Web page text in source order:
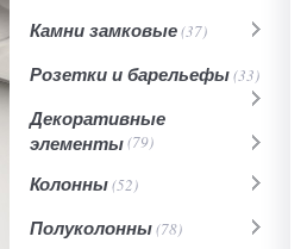
Камни замковые(37)
Розетки и барельефы(33)
Декоративные
элементы(79)
Колонны(52)
Полуколонны(78)